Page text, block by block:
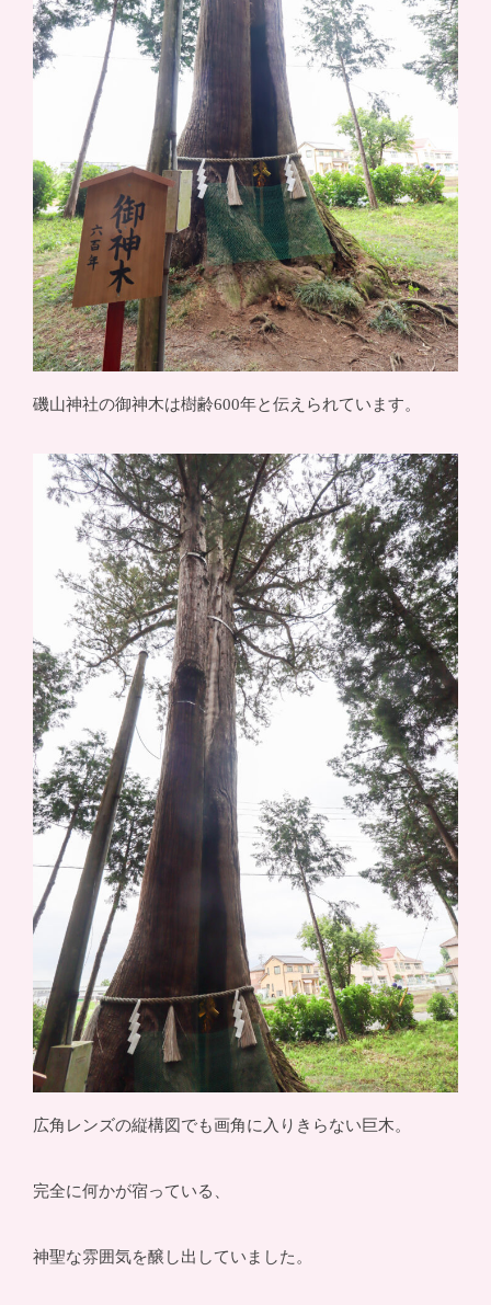
磯山神社の御神木は樹齢600年と伝えられています。
広角レンズの縦構図でも画角に入りきらない巨木。
完全に何かが宿っている、
神聖な雰囲気を醸し出していました。